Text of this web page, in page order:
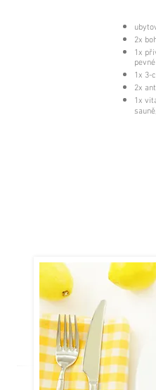
2x
1x
1x 3-
2x
1x